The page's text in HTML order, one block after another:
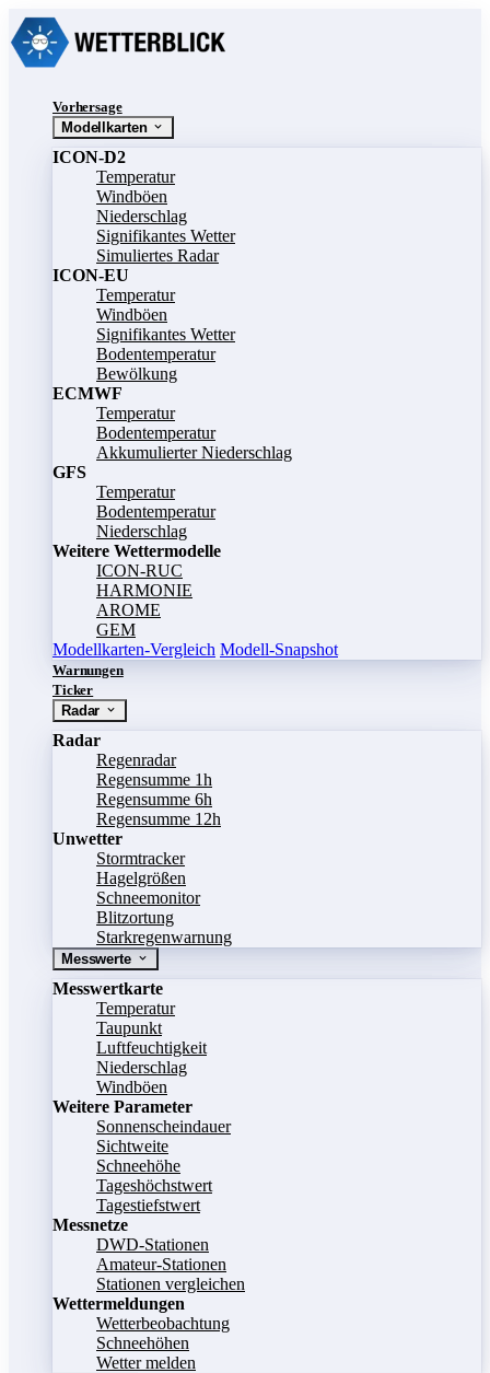
Vorhersage
Modellkarten
ICON-D2
Temperatur
Windböen
Niederschlag
Signifikantes Wetter
Simuliertes Radar
ICON-EU
Temperatur
Windböen
Signifikantes Wetter
Bodentemperatur
Bewölkung
ECMWF
Temperatur
Bodentemperatur
Akkumulierter Niederschlag
GFS
Temperatur
Bodentemperatur
Niederschlag
Weitere Wettermodelle
ICON-RUC
HARMONIE
AROME
GEM
Modellkarten-Vergleich Modell-Snapshot
Warnungen
Ticker
Radar
Radar
Regenradar
Regensumme 1h
Regensumme 6h
Regensumme 12h
Unwetter
Stormtracker
Hagelgrößen
Schneemonitor
Blitzortung
Starkregenwarnung
Messwerte
Messwertkarte
Temperatur
Taupunkt
Luftfeuchtigkeit
Niederschlag
Windböen
Weitere Parameter
Sonnenscheindauer
Sichtweite
Schneehöhe
Tageshöchstwert
Tagestiefstwert
Messnetze
DWD-Stationen
Amateur-Stationen
Stationen vergleichen
Wettermeldungen
Wetterbeobachtung
Schneehöhen
Wetter melden